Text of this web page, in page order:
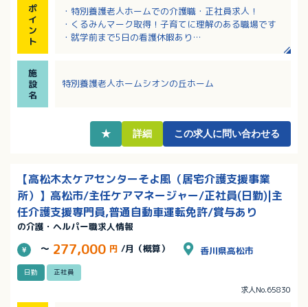
ポ
イ
ン
ト
・特別養護老人ホームでの介護職・正社員求人！
・くるみんマーク取得！子育てに理解のある職場です
・就学前まで5日の看護休暇あり
施
設
名
特別養護老人ホームシオンの丘ホーム
★ 詳細 この求人に問い合わせる
【高松木太ケアセンターそよ風（居宅介護支援事業
所）】高松市/主任ケアマネージャー/正社員(日勤)|主
任介護支援専門員,普通自動車運転免許/賞与あり
の介護・ヘルパー職求人情報
～ 277,000 円 /月（概算） 香川県高松市
日勤 正社員
求人No.65830